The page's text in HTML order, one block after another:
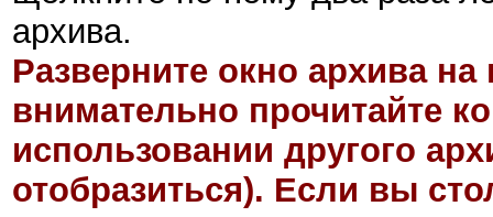
архива.
Разверните окно архива на
внимательно прочитайте
использовании другого
отобразиться). Если вы